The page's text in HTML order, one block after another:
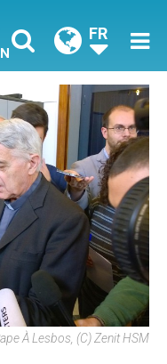
FR
À Lesbos, (c) Zenit HSM